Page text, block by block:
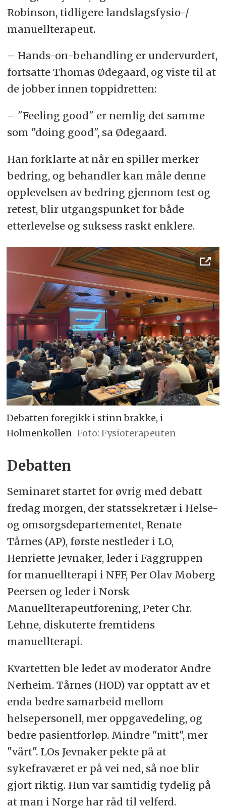
Robinson, tidligere landslagsfysio-/
manuellterapeut.
– Hands-on-behandling er undervurdert,
fortsatte Thomas Ødegaard, og viste til at
de jobber innen toppidretten:
– "Feeling good" er nemlig det samme
som "doing good", sa Ødegaard.
Han forklarte at når en spiller merker
bedring, og behandler kan måle denne
opplevelsen av bedring gjennom test og
retest, blir utgangspunket for både
etterlevelse og suksess raskt enklere.
Debatten foregikk i stinn brakke, i
Holmenkollen Foto: Fysioterapeuten
Debatten
Seminaret startet for øvrig med debatt
fredag morgen, der statssekretær i Helse-
og omsorgsdepartementet, Renate
Tårnes (AP), første nestleder i LO,
Henriette Jevnaker, leder i Faggruppen
for manuellterapi i NFF, Per Olav Moberg
Peersen og leder i Norsk
Manuellterapeutforening, Peter Chr.
Lehne, diskuterte fremtidens
manuellterapi.
Kvartetten ble ledet av moderator Andre
Nerheim. Tårnes (HOD) var opptatt av et
enda bedre samarbeid mellom
helsepersonell, mer oppgavedeling, og
bedre pasientforløp. Mindre "mitt", mer
"vårt". LOs Jevnaker pekte på at
sykefraværet er på vei ned, så noe blir
gjort riktig. Hun var samtidig tydelig på
at man i Norge har råd til velferd.